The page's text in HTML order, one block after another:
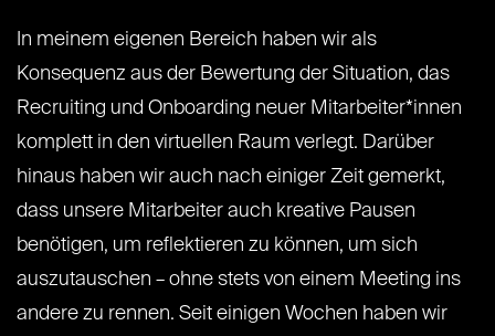
In meinem eigenen Bereich haben wir als
Konsequenz aus der Bewertung der Situation, das
Recruiting und Onboarding neuer Mitarbeiter*innen
komplett in den virtuellen Raum verlegt. Darüber
hinaus haben wir auch nach einiger Zeit gemerkt,
dass unsere Mitarbeiter auch kreative Pausen
benötigen, um reflektieren zu können, um sich
auszutauschen – ohne stets von einem Meeting ins
andere zu rennen. Seit einigen Wochen haben wir